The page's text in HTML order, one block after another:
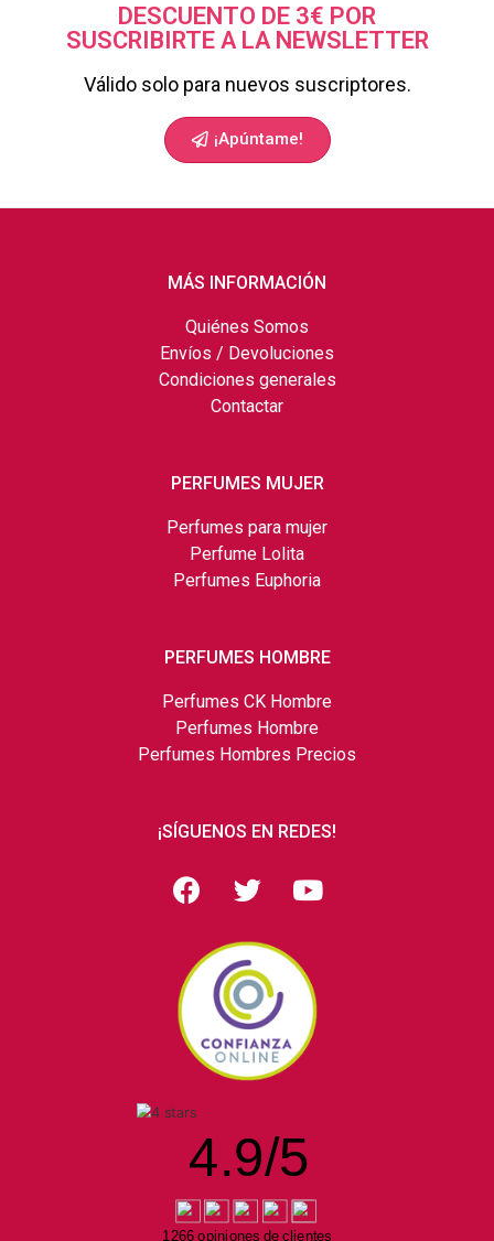
DESCUENTO DE 3€ POR
SUSCRIBIRTE A LA NEWSLETTER
Válido solo para nuevos suscriptores.
¡Apúntame!
MÁS INFORMACIÓN
Quiénes Somos
Envíos / Devoluciones
Condiciones generales
Contactar
PERFUMES MUJER
Perfumes para mujer
Perfume Lolita
Perfumes Euphoria
PERFUMES HOMBRE
Perfumes CK Hombre
Perfumes Hombre
Perfumes Hombres Precios
¡SÍGUENOS EN REDES!
4.9/5
1266 opiniones de clientes